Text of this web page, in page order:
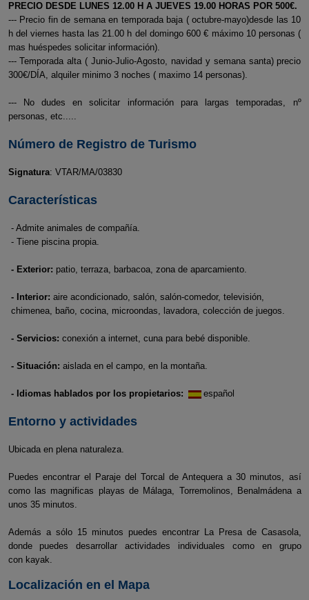
PRECIO DESDE LUNES 12.00 H A JUEVES 19.00 HORAS POR 500€.
--- Precio fin de semana en temporada baja ( octubre-mayo)desde las 10
h del viernes hasta las 21.00 h del domingo 600 € máximo 10 personas (
mas huéspedes solicitar información).
--- Temporada alta ( Junio-Julio-Agosto, navidad y semana santa) precio
300€/DÍA, alquiler minimo 3 noches ( maximo 14 personas).
--- No dudes en solicitar información para largas temporadas, nº
personas, etc.....
Número de Registro de Turismo
Signatura: VTAR/MA/03830
Características
- Admite animales de compañía.
- Tiene piscina propia.
- Exterior: patio, terraza, barbacoa, zona de aparcamiento.
- Interior: aire acondicionado, salón, salón-comedor, televisión,
chimenea, baño, cocina, microondas, lavadora, colección de juegos.
- Servicios: conexión a internet, cuna para bebé disponible.
- Situación: aislada en el campo, en la montaña.
- Idiomas hablados por los propietarios: español
Entorno y actividades
Ubicada en plena naturaleza.
Puedes encontrar el Paraje del Torcal de Antequera a 30 minutos, así
como las magnificas playas de Málaga, Torremolinos, Benalmádena a
unos 35 minutos.
Además a sólo 15 minutos puedes encontrar La Presa de Casasola,
donde puedes desarrollar actividades individuales como en grupo
con kayak.
Localización en el Mapa